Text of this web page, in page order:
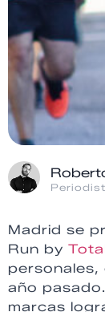
Madrid se
Run by
año
marcas